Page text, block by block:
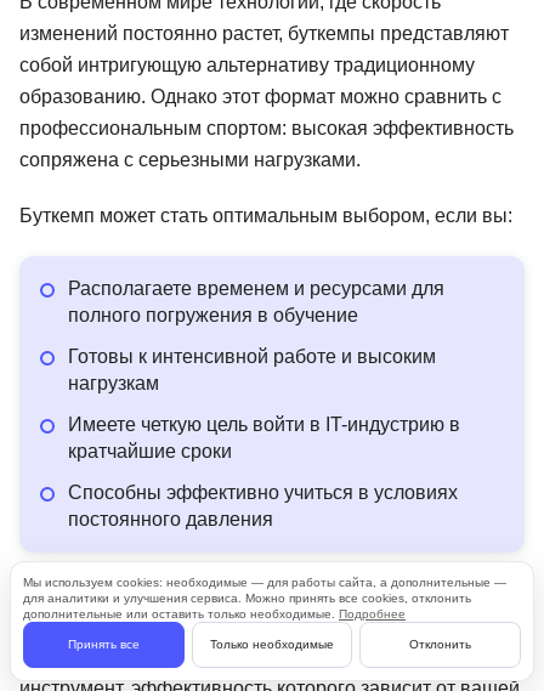
изменений постоянно растет, буткемпы представляют
собой интригующую альтернативу традиционному
образованию. Однако этот формат можно сравнить с
профессиональным спортом: высокая эффективность
сопряжена с серьезными нагрузками.
Буткемп может стать оптимальным выбором, если вы:
Располагаете временем и ресурсами для
полного погружения в обучение
Готовы к интенсивной работе и высоким
нагрузкам
Имеете четкую цель войти в IT-индустрию в
кратчайшие сроки
Способны эффективно учиться в условиях
постоянного давления
Главное помнить: выбор образовательного формата –
это инвестиция в будущее, и здесь нет универсальных
решений. Буткемп – это не волшебная таблетка, а
Мы используем cookies: необходимые — для работы сайта, а дополнительные —
для аналитики и улучшения сервиса. Можно принять все cookies, отклонить
дополнительные или оставить только необходимые. Подробнее
Принять все Только необходимые Отклонить